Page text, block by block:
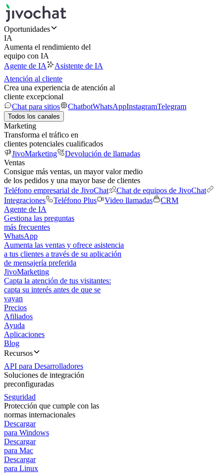
Oportunidades
IA
Aumenta el rendimiento del
equipo con IA
Agente de IA
Asistente de IA
Atención al cliente
Crea una experiencia de atención al
cliente excepcional
Chat para sitios
ChatbotWhatsAppInstagramTelegram
Todos los canales
Marketing
Transforma el tráfico en
clientes potenciales cualificados
JivoMarketing
Devolución de llamadas
Ventas
Consigue más ventas, un mayor valor medio
de los pedidos y una mayor base de clientes
Teléfono empresarial de JivoChat
Chat de equipos de JivoChat
Integraciones
Teléfono Plus Video llamadas
CRM
Agente de IA
Gestiona las preguntas
más frecuentes
WhatsApp
Aumenta las ventas y ofrece asistencia
a tus clientes a través de su aplicación
de mensajería preferida
JivoMarketing
Capta la atención de tus visitantes:
capta su interés antes de que se
vayan
Precios
Afiliados
Ayuda
Aplicaciones
Blog
Recursos
API para Desarrolladores
Soluciones de integración
preconfiguradas
Seguridad
Protección que cumple con las
normas internacionales
Descargar
para Windows
Descargar
para Mac
Descargar
para Linux